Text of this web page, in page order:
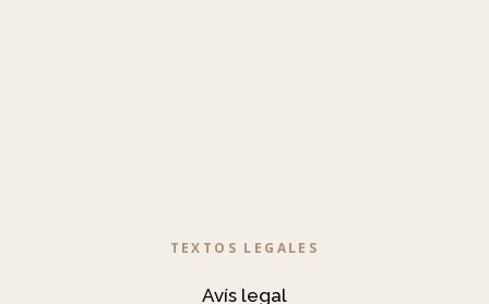
TEXTOS LEGALES
Avís legal